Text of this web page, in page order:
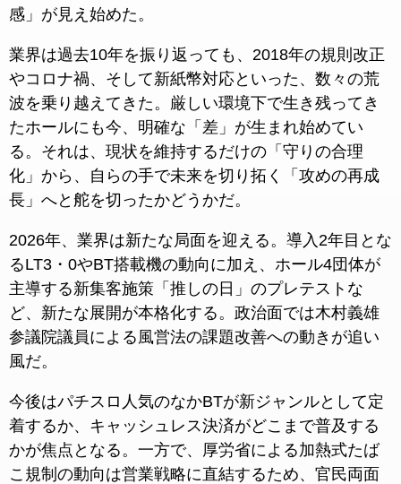
感」が見え始めた。
業界は過去10年を振り返っても、2018年の規則改正
やコロナ禍、そして新紙幣対応といった、数々の荒
波を乗り越えてきた。厳しい環境下で生き残ってき
たホールにも今、明確な「差」が生まれ始めてい
る。それは、現状を維持するだけの「守りの合理
化」から、自らの手で未来を切り拓く「攻めの再成
長」へと舵を切ったかどうかだ。
2026年、業界は新たな局面を迎える。導入2年目とな
るLT3・0やBT搭載機の動向に加え、ホール4団体が
主導する新集客施策「推しの日」のプレテストな
ど、新たな展開が本格化する。政治面では木村義雄
参議院議員による風営法の課題改善への動きが追い
風だ。
今後はパチスロ人気のなかBTが新ジャンルとして定
着するか、キャッシュレス決済がどこまで普及する
かが焦点となる。一方で、厚労省による加熱式たば
こ規制の動向は営業戦略に直結するため、官民両面